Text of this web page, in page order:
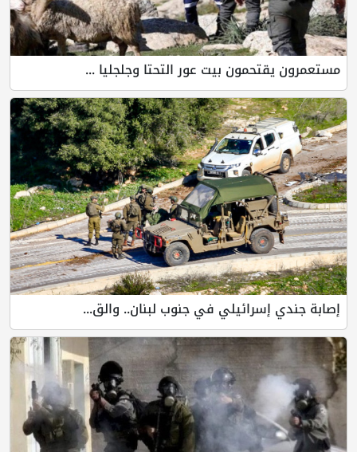
مستعمرون يقتحمون بيت عور التحتا وجلجليا ...
إصابة جندي إسرائيلي في جنوب لبنان.. والق...